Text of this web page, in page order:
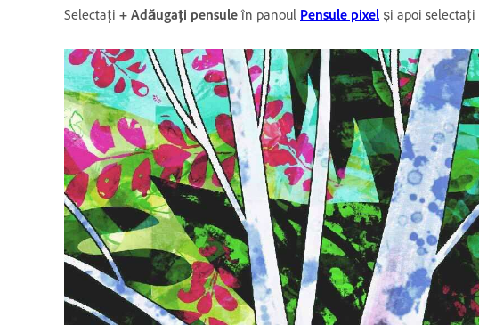
Selectați + Adăugați pensuleîn panoul Pensule pixel și apoi selectați